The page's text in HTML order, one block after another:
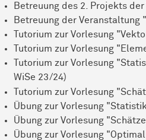
Betreuung des 2. Projekts
Betreuung der Veranstaltung
Tutorium zur Vorlesung
Tutorium zur Vorlesung
Tutorium zur Vorlesung
WiSe 23/24)
Tutorium zur Vorlesung
Übung zur Vorlesung
Übung zur Vorlesung
Übung zur Vorlesung